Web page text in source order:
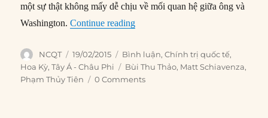
một sự thật không mấy dễ chịu về mối quan hệ giữa ông và
Washington.Continue reading“Tại sao Mỹ mắc kẹt với Ảrập
Author
NCQT
Posted
on
19/02/2015 Categories
Bình luận,Chính trị quốc tế,
Hoa Kỳ,Tây Á - Châu Phi Tags
Bùi Thu Thảo, Matt Schiavenza,
Phạm Thủy Tiên
0 Comments